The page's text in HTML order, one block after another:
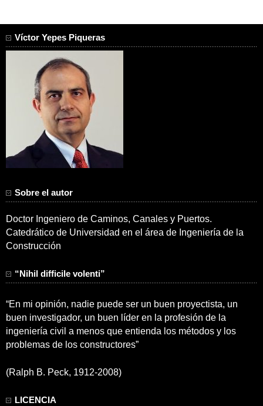
Víctor Yepes Piqueras
Sobre el autor
Doctor Ingeniero de Caminos, Canales y Puertos.
Catedrático de Universidad en el área de Ingeniería de la
Construcción
“Nihil difficile volenti”
“En mi opinión, nadie puede ser un buen proyectista, un
buen investigador, un buen líder en la profesión de la
ingeniería civil a menos que entienda los métodos y los
problemas de los constructores”
(Ralph B. Peck, 1912-2008)
LICENCIA